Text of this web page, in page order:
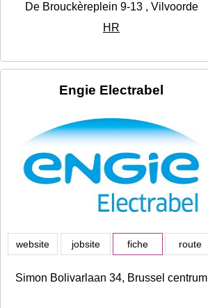
De Brouckèreplein 9-13 , Vilvoorde
HR
Engie Electrabel
website jobsite fiche route
Simon Bolivarlaan 34, Brussel centrum